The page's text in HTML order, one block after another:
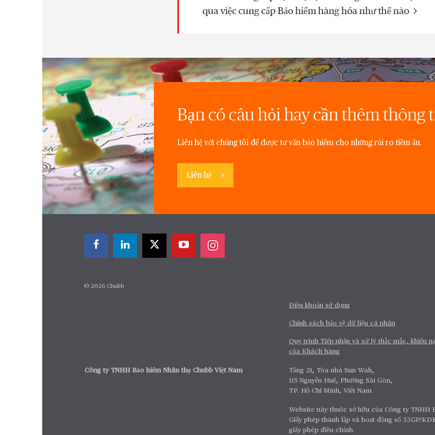
qua việc cung cấp Bảo hiểm hàng hóa như thế nào
Bạn có câu hỏi hay cần thêm thông
Liên hệ với chúng tôi để được tư vấn bảo hiểm cho những rủi ro tiềm ẩn.
Liên hệ
© 2026 Chubb
Điều khoản sử dụng
Chính sách bảo vệ dữ liệu cá nhân
Quy trình Tiếp nhận và xử lý thắc mắc, khiếu
của Khách hàng
Công ty TNHH Bảo hiểm Nhân thọ Chubb Việt Nam
Tầng 21, Tòa nhà Sun Wah,
115 Nguyễn Huệ, Phường Sài Gòn,
TP. Hồ Chí Minh, Việt Nam
Website này thuộc sở hữu của Công ty TNHH
Giấy phép thành lập và hoạt động số 33GP/
giấy phép điều chỉnh.